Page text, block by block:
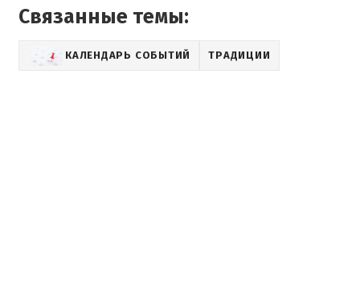
Связанные темы:
КАЛЕНДАРЬ СОБЫТИЙ ТРАДИЦИИ